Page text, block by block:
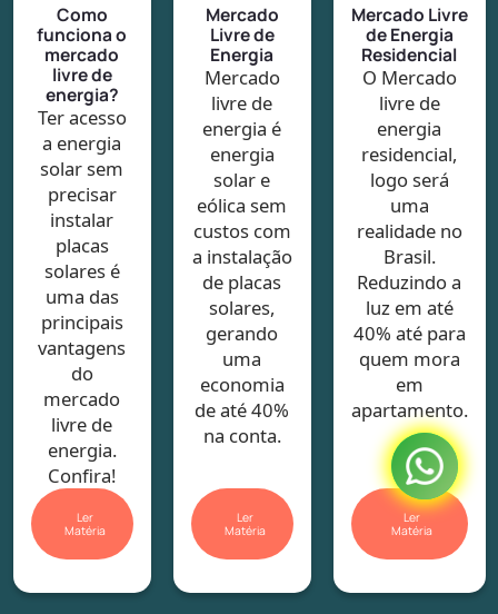
Como
funciona o
mercado
livre de
energia?
Ter acesso
a energia
solar sem
precisar
instalar
placas
solares é
uma das
principais
vantagens
do
mercado
livre de
energia.
Confira!
Ler
Matéria
Mercado
Livre de
Energia
Mercado
livre de
energia é
energia
solar e
eólica sem
custos com
a instalação
de placas
solares,
gerando
uma
economia
de até 40%
na conta.
Ler
Matéria
Mercado Livre
de Energia
Residencial
O Mercado
livre de
energia
residencial,
logo será
uma
realidade no
Brasil.
Reduzindo a
luz em até
40% até para
quem mora
em
apartamento.
Ler
Matéria